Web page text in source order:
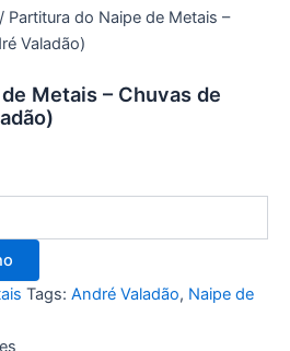
/ Partitura do Naipe de Metais –
Valadão)
Metais – Chuvas de
Tags: André Valadão, Naipe de